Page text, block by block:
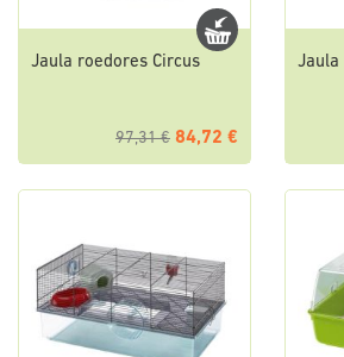
Jaula roedores Circus
97,31 € 84,72 €
Jaula